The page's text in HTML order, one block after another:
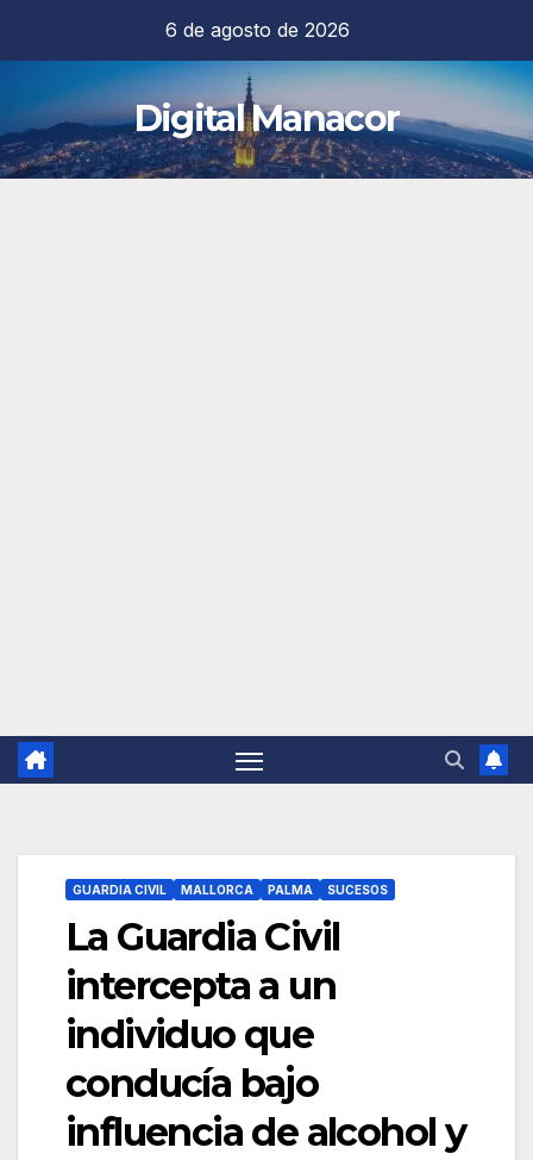
contenido
6 de agosto de 2026
Digital Manacor
GUARDIA CIVIL MALLORCA PALMA SUCESOS
La Guardia Civil
intercepta a un
individuo que
conducía bajo
influencia de alcohol y